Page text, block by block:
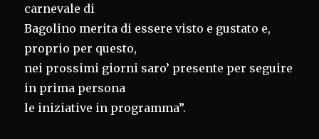
carnevale di
Bagolino merita di essere visto e gustato e,
proprio per questo,
nei prossimi giorni saro’ presente per seguire
in prima persona
le iniziative in programma”.